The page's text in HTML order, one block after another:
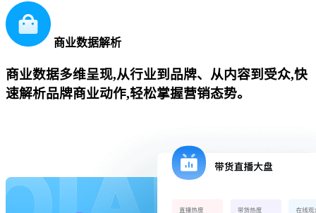
商业数据解析
商业数据多维呈现,从行业到品牌、从内容到受众,快
速解析品牌商业动作,轻松掌握营销态势。